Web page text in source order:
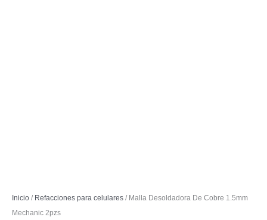
Inicio / Refacciones para celulares / Malla Desoldadora De Cobre 1.5mm
Mechanic 2pzs